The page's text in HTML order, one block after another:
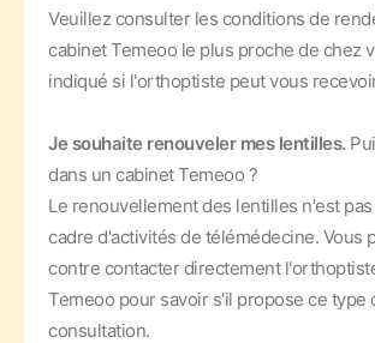
Veuillez consulter les conditions de
cabinet Temeoo le plus proche de chez
indiqué si l'orthoptiste peut vous
Je souhaite renouveler mes lentilles.
dans un cabinet Temeoo ?
Le renouvellement des lentilles n'est
cadre d'activités de télémédecine. Vous
contre contacter directement
Temeoo pour savoir s'il propose ce type
consultation.